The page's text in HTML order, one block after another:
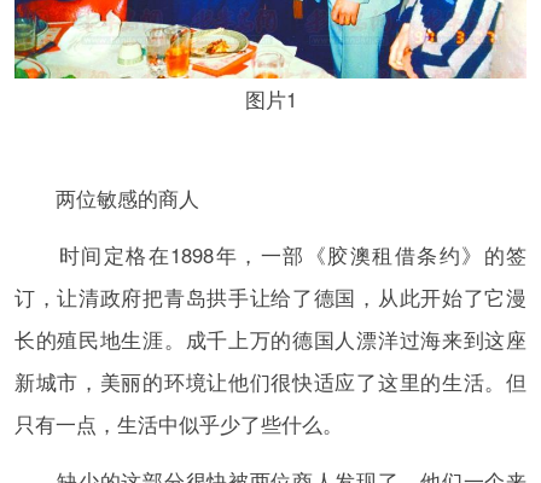
图片1
两位敏感的商人
时间定格在1898年，一部《胶澳租借条约》的签
订，让清政府把青岛拱手让给了德国，从此开始了它漫
长的殖民地生涯。成千上万的德国人漂洋过海来到这座
新城市，美丽的环境让他们很快适应了这里的生活。但
只有一点，生活中似乎少了些什么。